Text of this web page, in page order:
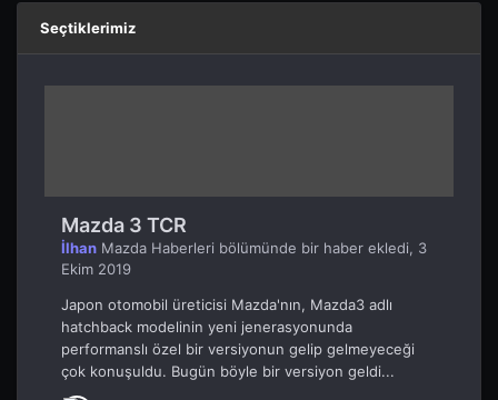
Seçtiklerimiz
Mazda 3 TCR
İlhan Mazda Haberleri bölümünde bir haber ekledi, 3
Ekim 2019
Japon otomobil üreticisi Mazda'nın, Mazda3 adlı
hatchback modelinin yeni jenerasyonunda
performanslı özel bir versiyonun gelip gelmeyeceği
çok konuşuldu. Bugün böyle bir versiyon geldi...